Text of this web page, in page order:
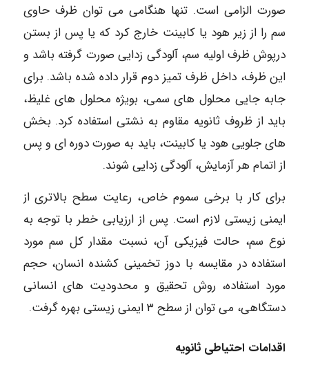
صورت الزامی است. تنها هنگامی می توان ظرف حاوی
سم را از زیر هود یا کابینت خارج کرد که یا پس از بستن
درپوش ظرف اولیه سم، آلودگی زدایی صورت گرفته باشد و
این ظرف، داخل ظرف تمیز دوم قرار داده شده باشد. برای
جابه جایی محلول های سمی، بویژه محلول های غلیظ،
باید از ظروف ثانویه مقاوم به نشتی استفاده کرد. بخش
های جلویی هود یا کابینت، باید به صورت دوره ای و پس
از اتمام هر آزمایش، آلودگی زدایی شوند.
برای کار با برخی سموم خاص، رعایت سطح بالاتری از
ایمنی زیستی لازم است. پس از ارزیابی خطر با توجه به
نوع سم، حالت فیزیکی آن، نسبت مقدار کل سم مورد
استفاده در مقایسه با دوز تخمینی کشنده انسان، حجم
مورد استفاده، روش تحقیق و محدودیت های انسانی
دستگاهی، می توان از سطح ۳ ایمنی زیستی بهره گرفت.
اقدامات احتیاطی ثانویه